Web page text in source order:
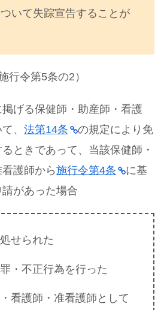
いて失踪宣告することが
行令第5条の2）
げる保健師・助産師・看護
、 法第14条
の規定により免
ときであって、当該保健師・
護師から施行令第4条
に基
があった場合
せられた
・不正行為を行った
看護師・准看護師として